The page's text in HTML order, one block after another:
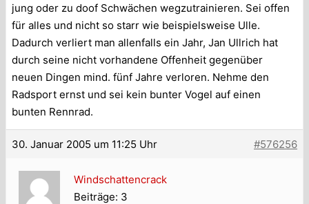
jung oder zu doof Schwächen wegzutrainieren. Sei offen
für alles und nicht so starr wie beispielsweise Ulle.
Dadurch verliert man allenfalls ein Jahr, Jan Ullrich hat
durch seine nicht vorhandene Offenheit gegenüber
neuen Dingen mind. fünf Jahre verloren. Nehme den
Radsport ernst und sei kein bunter Vogel auf einen
bunten Rennrad.
30. Januar 2005 um 11:25 Uhr #576256
Windschattencrack
Beiträge: 3